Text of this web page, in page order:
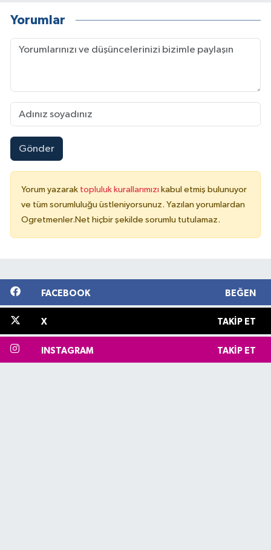
Yorumlar
Gönder
Yorum yazarak topluluk kurallarımızı kabul etmiş bulunuyor
ve tüm sorumluluğu üstleniyorsunuz. Yazılan yorumlardan
Ogretmenler.Net hiçbir şekilde sorumlu tutulamaz.
FACEBOOK BEĞEN
X TAKIP ET
INSTAGRAM TAKIP ET